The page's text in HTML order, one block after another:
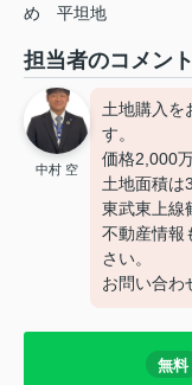
め
平坦地
担当者のコメント
中村 空
土地購入を
す。
価格2,000
土地面積は
東武東上線
不動産情報
さい。
お問い合わ
無料